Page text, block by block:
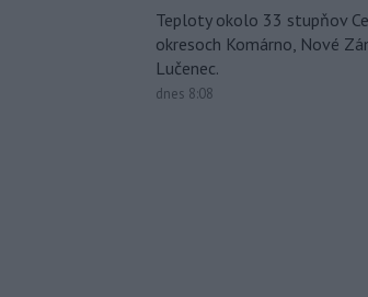
Teploty okolo 33 stupňov
okresoch Komárno, Nové
Lučenec.
dnes 8:08